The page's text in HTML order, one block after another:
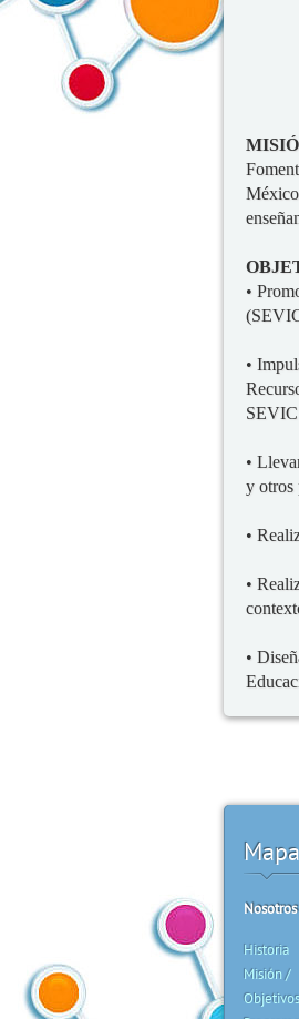
•
•
•
y otros
•
•
•
Nosotros
Historia
Misión /
Objetivos